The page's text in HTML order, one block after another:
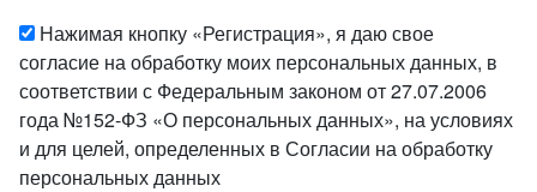
Нажимая кнопку «Регистрация», я даю свое
согласие на обработку моих персональных данных, в
соответствии с Федеральным законом от 27.07.2006
года №152-ФЗ «О персональных данных», на условиях
и для целей, определенных в Согласии на обработку
персональных данных